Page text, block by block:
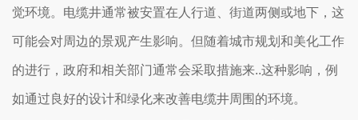
觉环境。电缆井通常被安置在人行道、街道两侧或地下，这
可能会对周边的景观产生影响。但随着城市规划和美化工作
的进行，政府和相关部门通常会采取措施来..这种影响，例
如通过良好的设计和绿化来改善电缆井周围的环境。